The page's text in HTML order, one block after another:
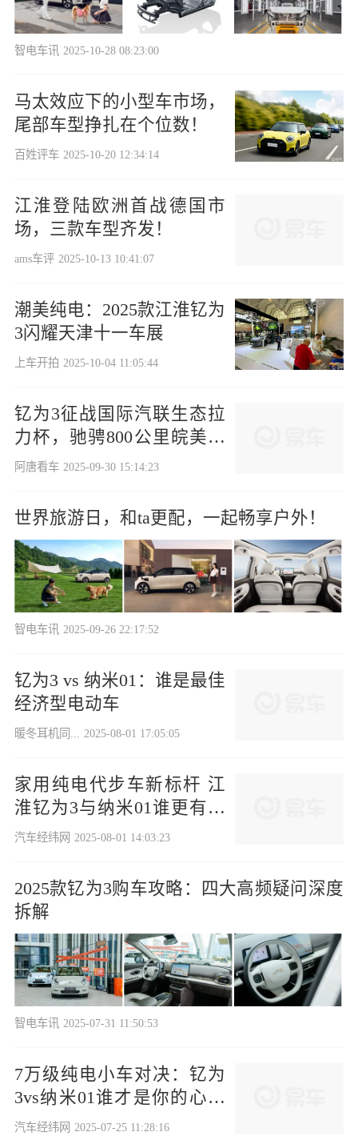
智电车讯 2025-10-28 08:23:00
马太效应下的小型车市场，
尾部车型挣扎在个位数！
百姓评车 2025-10-20 12:34:14
江淮登陆欧洲首战德国市
场，三款车型齐发！
ams车评 2025-10-13 10:41:07
潮美纯电：2025款江淮钇为
3闪耀天津十一车展
上车开拍 2025-10-04 11:05:44
钇为3征战国际汽联生态拉
力杯，驰骋800公里皖美山
水
阿唐看车 2025-09-30 15:14:23
世界旅游日，和ta更配，一起畅享户外！
智电车讯 2025-09-26 22:17:52
钇为3 vs 纳米01：谁是最佳
经济型电动车
暖冬耳机同... 2025-08-01 17:05:05
家用纯电代步车新标杆 江
淮钇为3与纳米01谁更有性
价比？
汽车经纬网 2025-08-01 14:03:23
2025款钇为3购车攻略：四大高频疑问深度
拆解
智电车讯 2025-07-31 11:50:53
7万级纯电小车对决：钇为
3vs纳米01谁才是你的心头
好？
汽车经纬网 2025-07-25 11:28:16